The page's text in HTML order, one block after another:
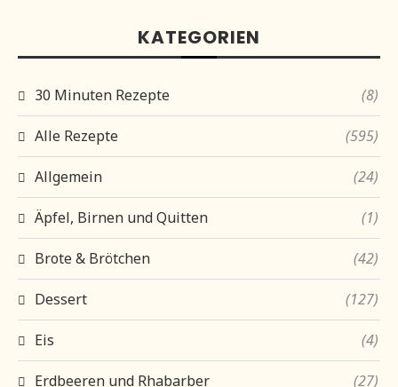
KATEGORIEN
30 Minuten Rezepte (8)
Alle Rezepte (595)
Allgemein (24)
Äpfel, Birnen und Quitten (1)
Brote & Brötchen (42)
Dessert (127)
Eis (4)
Erdbeeren und Rhabarber (27)